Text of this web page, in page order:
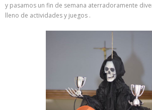
y pasamos un fin de semana aterradoramente
lleno de actividades y juegos .